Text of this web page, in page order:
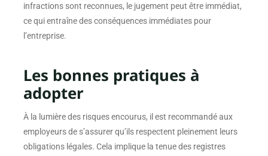
infractions sont reconnues, le jugement peut être immédiat,
ce qui entraîne des conséquences immédiates pour
l’entreprise.
Les bonnes pratiques à
adopter
À la lumière des risques encourus, il est recommandé aux
employeurs de s’assurer qu’ils respectent pleinement leurs
obligations légales. Cela implique la tenue des registres